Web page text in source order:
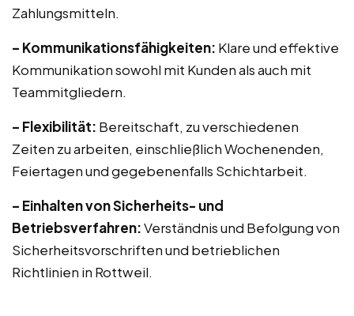
Zahlungsmitteln.
– Kommunikationsfähigkeiten: Klare und effektive
Kommunikation sowohl mit Kunden als auch mit
Teammitgliedern.
– Flexibilität: Bereitschaft, zu verschiedenen
Zeiten zu arbeiten, einschließlich Wochenenden,
Feiertagen und gegebenenfalls Schichtarbeit.
– Einhalten von Sicherheits- und
Betriebsverfahren:Verständnis und Befolgung von
Sicherheitsvorschriften und betrieblichen
Richtlinien in Rottweil.